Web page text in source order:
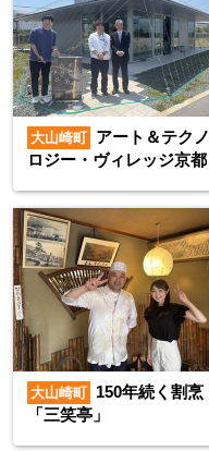
大山崎町
アート＆テクノ
ロジー・ヴィレッジ京都
大山崎町
150年続く割烹
「三笑亭」